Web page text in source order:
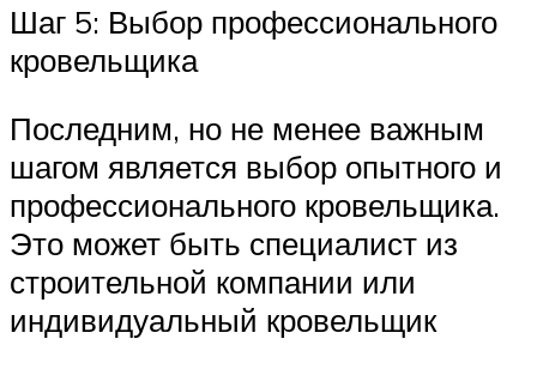
Шаг 5: Выбор профессионального
кровельщика
Последним, но не менее важным
шагом является выбор опытного и
профессионального кровельщика.
Это может быть специалист из
строительной компании или
индивидуальный кровельщик